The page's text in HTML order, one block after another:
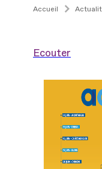
Accueil
Ecouter